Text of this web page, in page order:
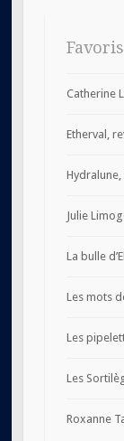
Favoris
Catherine
Etherval,
Julie
La bulle
Les mots
Les
Les
Roxanne